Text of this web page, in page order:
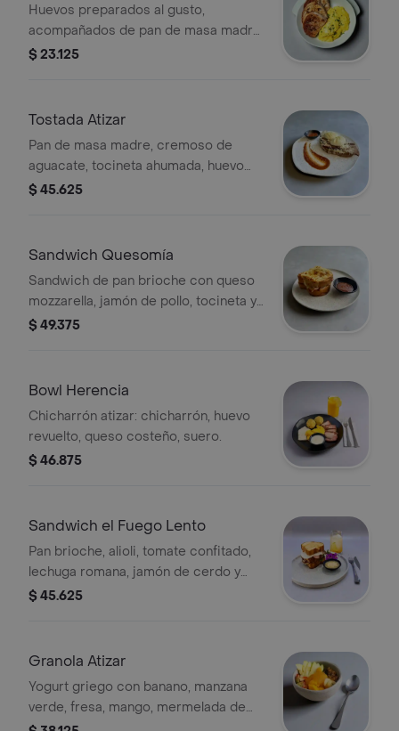
Huevos preparados al gusto,
acompañados de pan de masa madre
y decorados con cebollín.
$ 23.125
Tostada Atizar
Pan de masa madre, cremoso de
aguacate, tocineta ahumada, huevo
pochado, jamón de cerdo ahumado,
$ 45.625
Sandwich Quesomía
Sandwich de pan brioche con queso
mozzarella, jamón de pollo, tocineta y
queso gratinado. Acompañado de una
$ 49.375
Bowl Herencia
Chicharrón atizar: chicharrón, huevo
revuelto, queso costeño, suero.
$ 46.875
Sandwich el Fuego Lento
Pan brioche, alioli, tomate confitado,
lechuga romana, jamón de cerdo y
pollo ahumado con tocineta y huevo
$ 45.625
Granola Atizar
Yogurt griego con banano, manzana
verde, fresa, mango, mermelada de